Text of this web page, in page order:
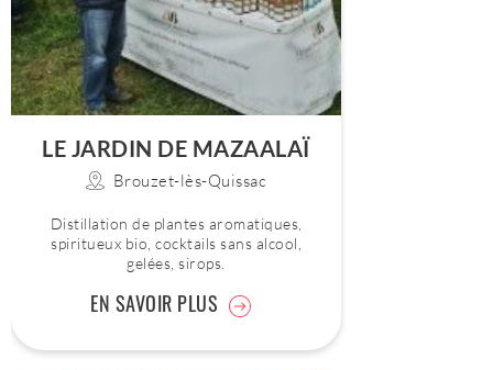
LE JARDIN DE MAZAALAÏ
Brouzet-lès-Quissac
Distillation de plantes aromatiques,
spiritueux bio, cocktails sans alcool,
gelées, sirops.
EN SAVOIR PLUS